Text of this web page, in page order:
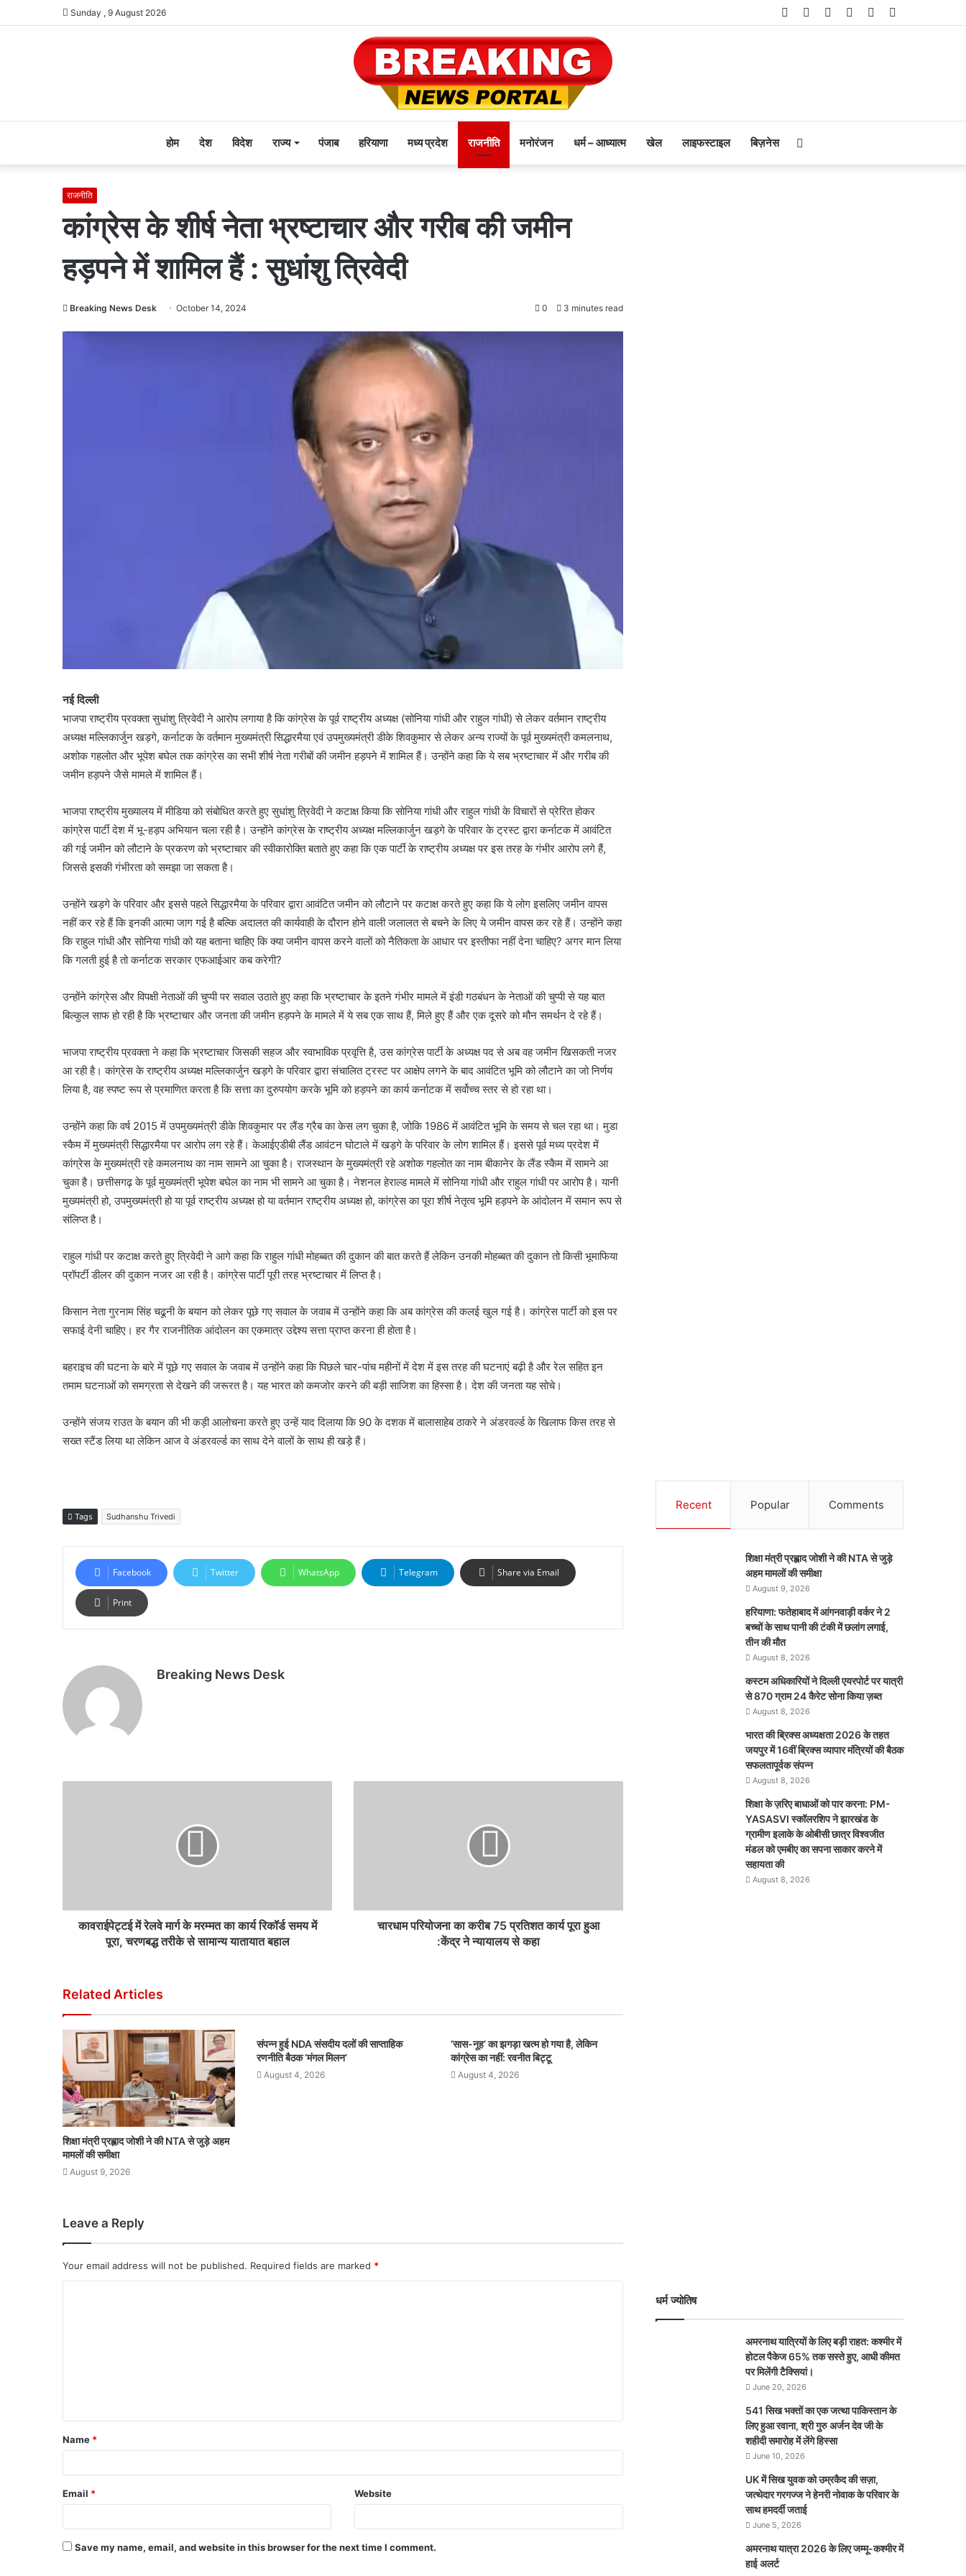
Sunday , 9 August 2026 Telegram
Instagram
YouTube
Twitter
Facebook
होम देश विदेश राज्य पंजाब हरियाणा मध्य प्रदेश राजनीति मनोरंजन धर्म – आध्यात्म खेल लाइफस्टाइल बिज़नेस
राजनीति
कांग्रेस के शीर्ष नेता भ्रष्टाचार और गरीब की जमीन
हड़पने में शामिल हैं : सुधांशु त्रिवेदी
Breaking News Desk October 14, 2024 0 3 minutes read
नई दिल्ली
भाजपा राष्ट्रीय प्रवक्ता सुधांशु त्रिवेदी ने आरोप लगाया है कि कांग्रेस के पूर्व राष्ट्रीय अध्यक्ष (सोनिया गांधी और राहुल गांधी) से लेकर वर्तमान राष्ट्रीय
अध्यक्ष मल्लिकार्जुन खड़गे, कर्नाटक के वर्तमान मुख्यमंत्री सिद्धारमैया एवं उपमुख्यमंत्री डीके शिवकुमार से लेकर अन्य राज्यों के पूर्व मुख्यमंत्री कमलनाथ,
अशोक गहलोत और भूपेश बघेल तक कांग्रेस का सभी शीर्ष नेता गरीबों की जमीन हड़पने में शामिल हैं। उन्होंने कहा कि ये सब भ्रष्टाचार में और गरीब की
जमीन हड़पने जैसे मामले में शामिल हैं।
भाजपा राष्ट्रीय मुख्यालय में मीडिया को संबोधित करते हुए सुधांशु त्रिवेदी ने कटाक्ष किया कि सोनिया गांधी और राहुल गांधी के विचारों से प्रेरित होकर
कांग्रेस पार्टी देश में भू-हड़प अभियान चला रही है। उन्होंने कांग्रेस के राष्ट्रीय अध्यक्ष मल्लिकार्जुन खड़गे के परिवार के ट्रस्ट द्वारा कर्नाटक में आवंटित
की गई जमीन को लौटाने के प्रकरण को भ्रष्टाचार की स्वीकारोक्ति बताते हुए कहा कि एक पार्टी के राष्ट्रीय अध्यक्ष पर इस तरह के गंभीर आरोप लगे हैं,
जिससे इसकी गंभीरता को समझा जा सकता है।
उन्होंने खड़गे के परिवार और इससे पहले सिद्धारमैया के परिवार द्वारा आवंटित जमीन को लौटाने पर कटाक्ष करते हुए कहा कि ये लोग इसलिए जमीन वापस
नहीं कर रहे हैं कि इनकी आत्मा जाग गई है बल्कि अदालत की कार्यवाही के दौरान होने वाली जलालत से बचने के लिए ये जमीन वापस कर रहे हैं। उन्होंने कहा
कि राहुल गांधी और सोनिया गांधी को यह बताना चाहिए कि क्या जमीन वापस करने वालों को नैतिकता के आधार पर इस्तीफा नहीं देना चाहिए? अगर मान लिया
कि गलती हुई है तो कर्नाटक सरकार एफआईआर कब करेगी?
उन्होंने कांग्रेस और विपक्षी नेताओं की चुप्पी पर सवाल उठाते हुए कहा कि भ्रष्टाचार के इतने गंभीर मामले में इंडी गठबंधन के नेताओं की चुप्पी से यह बात
बिल्कुल साफ हो रही है कि भ्रष्टाचार और जनता की जमीन हड़पने के मामले में ये सब एक साथ हैं, मिले हुए हैं और एक दूसरे को मौन समर्थन दे रहे हैं।
भाजपा राष्ट्रीय प्रवक्ता ने कहा कि भ्रष्टाचार जिसकी सहज और स्वाभाविक प्रवृत्ति है, उस कांग्रेस पार्टी के अध्यक्ष पद से अब वह जमीन खिसकती नजर
आ रही है। कांग्रेस के राष्ट्रीय अध्यक्ष मल्लिकार्जुन खड़गे के परिवार द्वारा संचालित ट्रस्ट पर आक्षेप लगने के बाद आवंटित भूमि को लौटाने का जो निर्णय
लिया है, वह स्पष्ट रूप से प्रमाणित करता है कि सत्ता का दुरुपयोग करके भूमि को हड़पने का कार्य कर्नाटक में सर्वोच्च स्तर से हो रहा था।
उन्होंने कहा कि वर्ष 2015 में उपमुख्यमंत्री डीके शिवकुमार पर लैंड ग्रैब का केस लग चुका है, जोकि 1986 में आवंटित भूमि के समय से चल रहा था। मुडा
स्कैम में मुख्यमंत्री सिद्धारमैया पर आरोप लग रहे हैं। केआईएडीबी लैंड आवंटन घोटाले में खड़गे के परिवार के लोग शामिल हैं। इससे पूर्व मध्य प्रदेश में
कांग्रेस के मुख्यमंत्री रहे कमलनाथ का नाम सामने आ चुका है। राजस्थान के मुख्यमंत्री रहे अशोक गहलोत का नाम बीकानेर के लैंड स्कैम में सामने आ
चुका है। छत्तीसगढ़ के पूर्व मुख्यमंत्री भूपेश बघेल का नाम भी सामने आ चुका है। नेशनल हेराल्ड मामले में सोनिया गांधी और राहुल गांधी पर आरोप है। यानी
मुख्यमंत्री हो, उपमुख्यमंत्री हो या पूर्व राष्ट्रीय अध्यक्ष हो या वर्तमान राष्ट्रीय अध्यक्ष हो, कांग्रेस का पूरा शीर्ष नेतृत्व भूमि हड़पने के आंदोलन में समान रूप से
संलिप्त है।
राहुल गांधी पर कटाक्ष करते हुए त्रिवेदी ने आगे कहा कि राहुल गांधी मोहब्बत की दुकान की बात करते हैं लेकिन उनकी मोहब्बत की दुकान तो किसी भूमाफिया
प्रॉपर्टी डीलर की दुकान नजर आ रही है। कांग्रेस पार्टी पूरी तरह भ्रष्टाचार में लिप्त है।
किसान नेता गुरनाम सिंह चढूनी के बयान को लेकर पूछे गए सवाल के जवाब में उन्होंने कहा कि अब कांग्रेस की कलई खुल गई है। कांग्रेस पार्टी को इस पर
सफाई देनी चाहिए। हर गैर राजनीतिक आंदोलन का एकमात्र उद्देश्य सत्ता प्राप्त करना ही होता है।
बहराइच की घटना के बारे में पूछे गए सवाल के जवाब में उन्होंने कहा कि पिछले चार-पांच महीनों में देश में इस तरह की घटनाएं बढ़ी है और रेल सहित इन
तमाम घटनाओं को समग्रता से देखने की जरूरत है। यह भारत को कमजोर करने की बड़ी साजिश का हिस्सा है। देश की जनता यह सोचे।
उन्होंने संजय राउत के बयान की भी कड़ी आलोचना करते हुए उन्हें याद दिलाया कि 90 के दशक में बालासाहेब ठाकरे ने अंडरवर्ल्ड के खिलाफ किस तरह से
सख्त स्टैंड लिया था लेकिन आज वे अंडरवर्ल्ड का साथ देने वालों के साथ ही खड़े हैं।
Tags Sudhanshu Trivedi
Facebook Twitter WhatsApp Telegram Share via Email
Print
Breaking News Desk
कावराईपेट्टई में रेलवे मार्ग के मरम्मत का कार्य रिकॉर्ड समय में
पूरा, चरणबद्ध तरीके से सामान्य यातायात बहाल
चारधाम परियोजना का करीब 75 प्रतिशत कार्य पूरा हुआ
:केंद्र ने न्यायालय से कहा
Related Articles
शिक्षा मंत्री प्रह्लाद जोशी ने की NTA से जुड़े अहम
मामलों की समीक्षा
August 9, 2026
संपन्न हुई NDA संसदीय दलों की साप्ताहिक
रणनीति बैठक ‘मंगल मिलन’
August 4, 2026
‘सास-नूह’ का झगड़ा खत्म हो गया है, लेकिन
कांग्रेस का नहीं: रवनीत बिट्टू
August 4, 2026
Leave a Reply
Your email address will not be published. Required fields are marked *
Name *
Email * Website
Save my name, email, and website in this browser for the next time I comment.
Recent Popular Comments
शिक्षा मंत्री प्रह्लाद जोशी ने की NTA से जुड़े
अहम मामलों की समीक्षा
August 9, 2026
हरियाणा: फतेहाबाद में आंगनवाड़ी वर्कर ने 2
बच्चों के साथ पानी की टंकी में छलांग लगाई,
तीन की मौत
August 8, 2026
कस्टम अधिकारियों ने दिल्ली एयरपोर्ट पर यात्री
से 870 ग्राम 24 कैरेट सोना किया ज़ब्त
August 8, 2026
भारत की ब्रिक्‍स अध्यक्षता 2026 के तहत
जयपुर में 16वीं ब्रिक्‍स व्यापार मंत्रियों की बैठक
सफलतापूर्वक संपन्न
August 8, 2026
शिक्षा के ज़रिए बाधाओं को पार करना: PM-
YASASVI स्कॉलरशिप ने झारखंड के
ग्रामीण इलाके के ओबीसी छात्र विश्वजीत
मंडल को एमबीए का सपना साकार करने में
सहायता की
August 8, 2026
धर्म ज्योतिष
अमरनाथ यात्रियों के लिए बड़ी राहत: कश्मीर में
होटल पैकेज 65% तक सस्ते हुए, आधी कीमत
पर मिलेंगी टैक्सियां।
June 20, 2026
541 सिख भक्तों का एक जत्था पाकिस्तान के
लिए हुआ रवाना, श्री गुरु अर्जन देव जी के
शहीदी समारोह में लेंगे हिस्सा
June 10, 2026
UK में सिख युवक को उम्रकैद की सज़ा,
जत्थेदार गरगज्ज ने हेनरी नोवाक के परिवार के
साथ हमदर्दी जताई
June 5, 2026
अमरनाथ यात्रा 2026 के लिए जम्मू-कश्मीर में
हाई अलर्ट